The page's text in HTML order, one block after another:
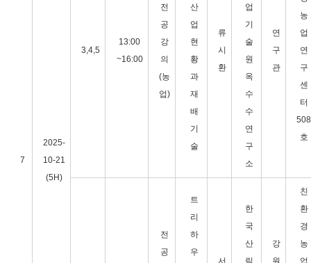
7
2025-
10-21
(5H)
3,4,5
13:00
~16:00
전
공
강
의
(농
업)
산
업
현
황
과
재
배
기
술
류
시
환
업
기
술
원
옥
수
수
연
구
소
연
구
관
농
업
연
구
센
터
508
호
전
공
트
리
하
우
한
국
산
강
친
환
경
농